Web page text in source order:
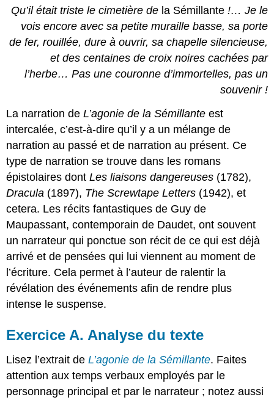
Qu’il était triste le cimetière de la Sémillante !… Je le
vois encore avec sa petite muraille basse, sa porte
de fer, rouillée, dure à ouvrir, sa chapelle silencieuse,
et des centaines de croix noires cachées par
l’herbe… Pas une couronne d’immortelles, pas un
souvenir !
La narration deL’agonie de la Sémillante est
intercalée, c’est-à-dire qu’il y a un mélange de
narration au passé et de narration au présent. Ce
type de narration se trouve dans les romans
épistolaires dontLes liaisons dangereuses (1782),
Dracula (1897), The Screwtape Letters (1942), et
cetera. Les récits fantastiques de Guy de
Maupassant, contemporain de Daudet, ont souvent
un narrateur qui ponctue son récit de ce qui est déjà
arrivé et de pensées qui lui viennent au moment de
l’écriture. Cela permet à l’auteur de ralentir la
révélation des événements afin de rendre plus
intense le suspense.
Exercice A. Analyse du texte
Lisez l’extrait deL’agonie de la Sémillante. Faites
attention aux temps verbaux employés par le
personnage principal et par le narrateur ; notez aussi